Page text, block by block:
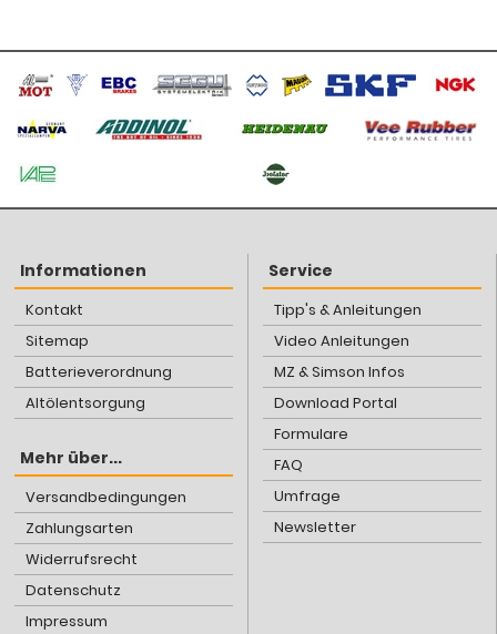
Informationen
Kontakt
Sitemap
Batterieverordnung
Altölentsorgung
Mehr über...
Versandbedingungen
Zahlungsarten
Widerrufsrecht
Datenschutz
Impressum
Service
Tipp's & Anleitungen
Video Anleitungen
MZ & Simson Infos
Download Portal
Formulare
FAQ
Umfrage
Newsletter